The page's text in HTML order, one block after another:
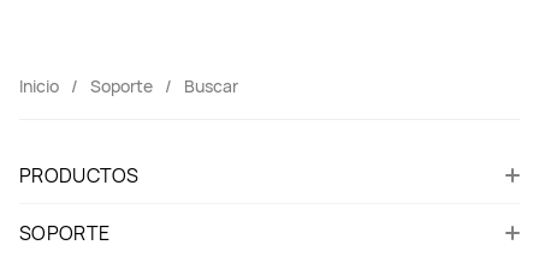
Inicio Soporte Buscar
PRODUCTOS
SOPORTE